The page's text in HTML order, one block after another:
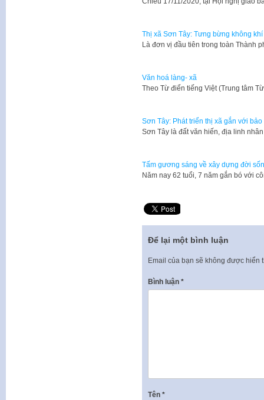
Thị xã Sơn Tây: Tưng bừng không
Là đơn vị đầu tiên trong toàn Thành
Văn hoá làng- xã
​Theo Từ điển tiếng Việt (Trung tâm
Sơn Tây: Phát triển thị xã gắn với
Sơn Tây là đất văn hiến, địa linh
Tấm gương sáng về xây dựng đời
​Năm nay 62 tuổi, 7 năm gắn bó với
Để lại một bình luận
Email của bạn sẽ không được hiển
Bình luận *
Tên *